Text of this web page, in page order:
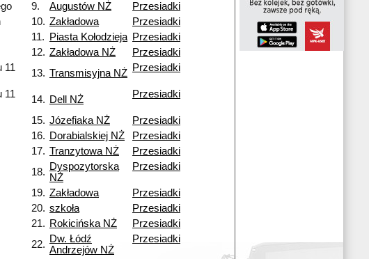
9. Augustów NŻ
Przesiadki
10. Zakładowa
Przesiadki
11. Piasta Kołodzieja Przesiadki
12. Zakładowa NŻ
Przesiadki
11
13. Transmisyjna NŻ Przesiadki
11
14. Dell NŻ Przesiadki
15. Józefiaka NŻ
Przesiadki
16. Dorabialskiej NŻ
Przesiadki
17. Tranzytowa NŻ
Przesiadki
18. Dyspozytorska
NŻ
Przesiadki
19. Zakładowa
Przesiadki
20. szkoła
Przesiadki
21. Rokicińska NŻ
Przesiadki
22. Dw. Łódź
Andrzejów NŻ
Przesiadki